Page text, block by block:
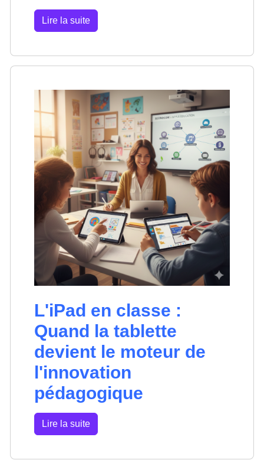
Lire la suite
L'iPad en classe :
Quand la tablette
devient le moteur de
l'innovation
pédagogique
Lire la suite